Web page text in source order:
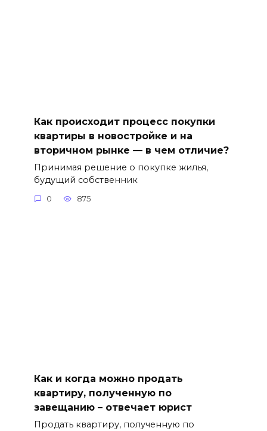
Как происходит процесс покупки
квартиры в новостройке и на
вторичном рынке — в чем отличие?
Принимая решение о покупке жилья,
будущий собственник
0 875
Как и когда можно продать
квартиру, полученную по
завещанию – отвечает юрист
Продать квартиру, полученную по